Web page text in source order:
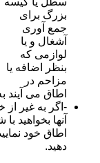
بزرگ برای
جمع آوری
آشغال و یا
لوازمی که
بنظر اضافه یا
مزاحم در
اطاق می آیند
-اگر به غیر
آنها بخواهید
اطاق خود
دهید.